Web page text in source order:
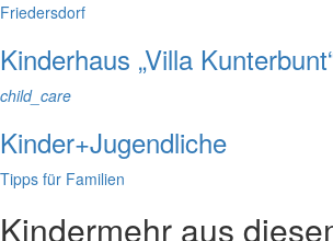
Friedersdorf
Kinderhaus „Villa
child_care
Kinder+Jugendliche
Tipps für Familien
Kindermehr aus